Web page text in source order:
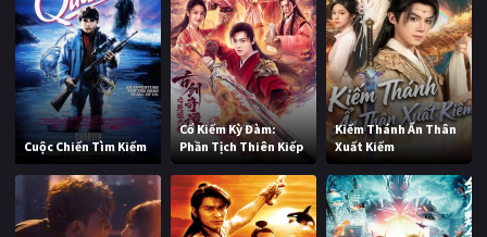
Cuộc Chiến Tìm Kiếm
Cổ Kiếm Kỳ Đàm:
Phần Tịch Thiên Kiếp
Kiếm Thánh Ẩn Thân
Xuất Kiếm